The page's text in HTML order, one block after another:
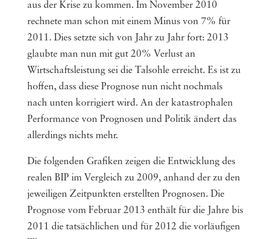
aus der Krise zu kommen. Im November 2010
rechnete man schon mit einem Minus von 7% für
2011. Dies setzte sich von Jahr zu Jahr fort: 2013
glaubte man nun mit gut 20% Verlust an
Wirtschaftsleistung sei die Talsohle erreicht. Es ist zu
hoffen, dass diese Prognose nun nicht nochmals
nach unten korrigiert wird. An der katastrophalen
Performance von Prognosen und Politik ändert das
allerdings nichts mehr.
Die folgenden Grafiken zeigen die Entwicklung des
realen BIP im Vergleich zu 2009, anhand der zu den
jeweiligen Zeitpunkten erstellten Prognosen. Die
Prognose vom Februar 2013 enthält für die Jahre bis
2011 die tatsächlichen und für 2012 die vorläufigen